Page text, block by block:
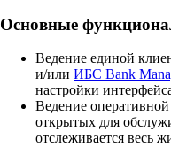
Основные
Ведение единой
и/или ИБС Bank
настройки
Ведение
открытых для
отслеживается весь